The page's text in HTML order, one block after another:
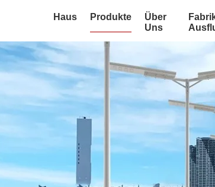
Haus Produkte
Über
Uns